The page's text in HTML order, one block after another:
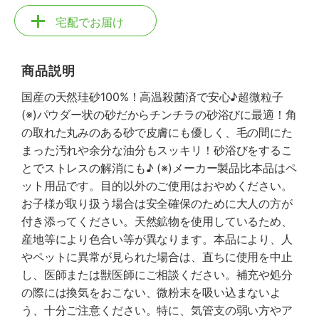
宅配でお届け
商品説明
国産の天然珪砂100%！高温殺菌済で安心♪超微粒子
(※)パウダー状の砂だからチンチラの砂浴びに最適！角
の取れた丸みのある砂で皮膚にも優しく、毛の間にた
まった汚れや余分な油分もスッキリ！砂浴びをするこ
とでストレスの解消にも♪ (※)メーカー製品比本品はペ
ット用品です。目的以外のご使用はおやめください。
お子様が取り扱う場合は安全確保のために大人の方が
付き添ってください。天然鉱物を使用しているため、
産地等により色合い等が異なります。本品により、人
やペットに異常が見られた場合は、直ちに使用を中止
し、医師または獣医師にご相談ください。補充や処分
の際には換気をおこない、微粉末を吸い込まないよ
う、十分ご注意ください。特に、気管支の弱い方やア